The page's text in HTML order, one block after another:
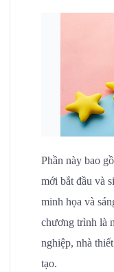
Phần này bao
mới bắt đầu và
minh họa và
chương trình là
nghiệp, nhà
tạo.